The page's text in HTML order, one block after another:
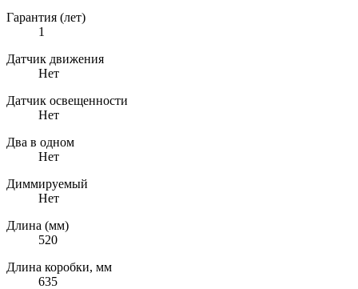
Гарантия (лет)
1
Датчик движения
Нет
Датчик освещенности
Нет
Два в одном
Нет
Диммируемый
Нет
Длина (мм)
520
Длина коробки, мм
635